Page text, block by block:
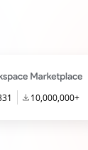
10,000,000+